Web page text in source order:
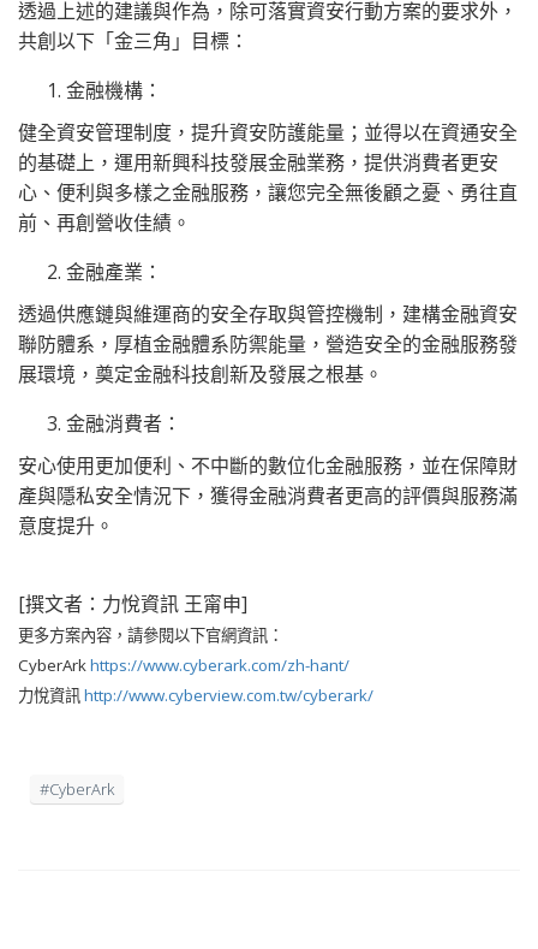
透過上述的建議與作為，除可落實資安行動方案的要求外，
共創以下「金三角」目標：
金融機構：
健全資安管理制度，提升資安防護能量；並得以在資通安全
的基礎上，運用新興科技發展金融業務，提供消費者更安
心、便利與多樣之金融服務，讓您完全無後顧之憂、勇往直
前、再創營收佳績。
金融產業：
透過供應鏈與維運商的安全存取與管控機制，建構金融資安
聯防體系，厚植金融體系防禦能量，營造安全的金融服務發
展環境，奠定金融科技創新及發展之根基。
金融消費者：
安心使用更加便利、不中斷的數位化金融服務，並在保障財
產與隱私安全情況下，獲得金融消費者更高的評價與服務滿
意度提升。
[撰文者：力悅資訊 王甯申]
更多方案內容，請參閱以下官網資訊：
CyberArkhttps://www.cyberark.com/zh-hant/
力悅資訊http://www.cyberview.com.tw/cyberark/
#CyberArk